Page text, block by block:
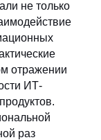
не только
отражении
ИТ-
раз